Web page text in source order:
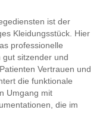
ist der
Kleidungsstück. Hier
professionelle
gut sitzender und
Vertrauen und
die funktionale
Umgang mit
die im